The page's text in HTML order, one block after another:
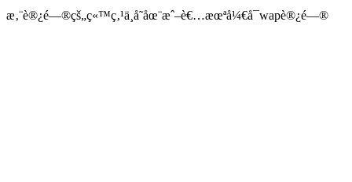
æ‚¨è®¿é—®çš„ç«™ç‚¹ä¸å­˜åœ¨æˆ–è€…æœªå¼€å¯wapè®¿é—®